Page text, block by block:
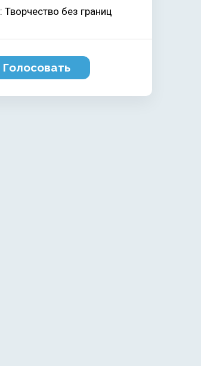
: Творчество без границ
Голосовать